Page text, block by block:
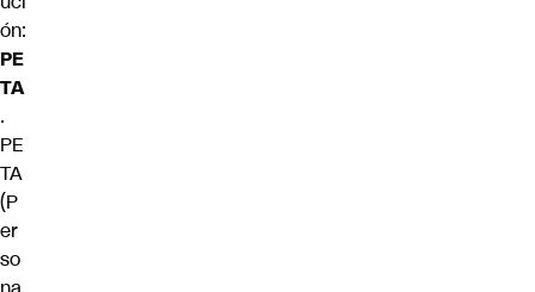
ón:
PE
TA
.
PE
TA
(P
er
so